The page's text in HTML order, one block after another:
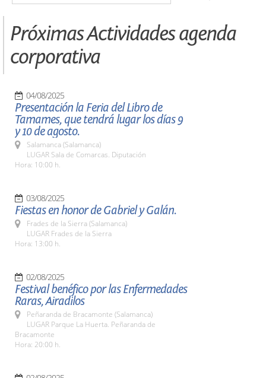
Próximas Actividades agenda
corporativa
04/08/2025
Presentación la Feria del Libro de
Tamames, que tendrá lugar los días 9
y 10 de agosto.
Salamanca (Salamanca)
LUGAR Sala de Comarcas. Diputación
Hora: 10:00 h.
03/08/2025
Fiestas en honor de Gabriel y Galán.
Frades de la Sierra (Salamanca)
LUGAR Frades de la Sierra
Hora: 13:00 h.
02/08/2025
Festival benéfico por las Enfermedades
Raras, Airadilos
Peñaranda de Bracamonte (Salamanca)
LUGAR Parque La Huerta. Peñaranda de
Bracamonte
Hora: 20:00 h.